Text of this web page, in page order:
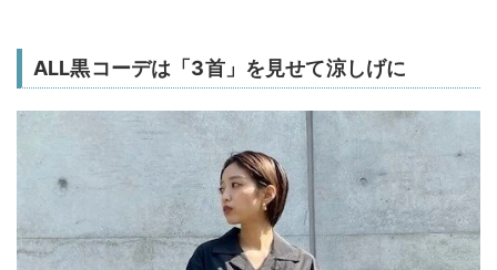
ALL黒コーデは「3首」を見せて涼しげに